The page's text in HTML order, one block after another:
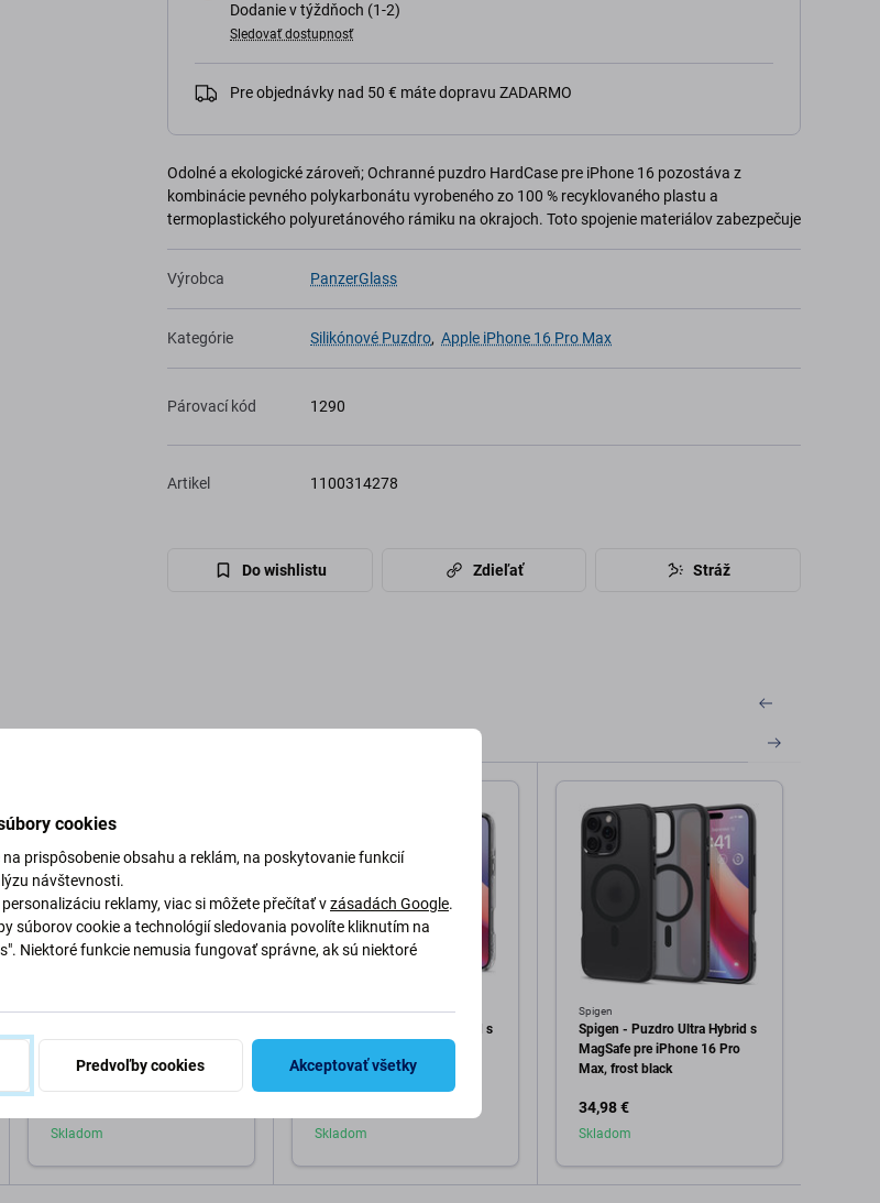
Dodanie v týždňoch (1-2)
Sledovať dostupnosť
Pre objednávky nad 50 € máte dopravu ZADARMO
Odolné a ekologické zároveň; Ochranné puzdro HardCase pre iPhone 16 pozostáva z
kombinácie pevného polykarbonátu vyrobeného zo 100 % recyklovaného plastu a
termoplastického polyuretánového rámiku na okrajoch. Toto spojenie materiálov zabezpečuje
Výrobca PanzerGlass
Kategórie Silikónové Puzdro, Apple iPhone 16 Pro Max
Párovací kód 1290
Artikel 1100314278
Do wishlistu Zdieľať Stráž
SBS
Max, čierna
Skladom
Spigen
Spigen - Puzdro Ultra Hybrid s
MagSafe pre iPhone 16 Pro
Max, čierna
Skladom
Spigen
Spigen - Puzdro Ultra Hybrid s
MagSafe pre iPhone 16 Pro
Max, frost black
34,98 €
Skladom
cookies
prispôsobenie obsahu a reklám, na poskytovanie funkcií
návštevnosti.
reklamy, viac si môžete přečítať vzásadách Google.
súborov cookie a technológií sledovania povolíte kliknutím na
Niektoré funkcie nemusia fungovať správne, ak sú niektoré
Predvoľby cookies Akceptovať všetky